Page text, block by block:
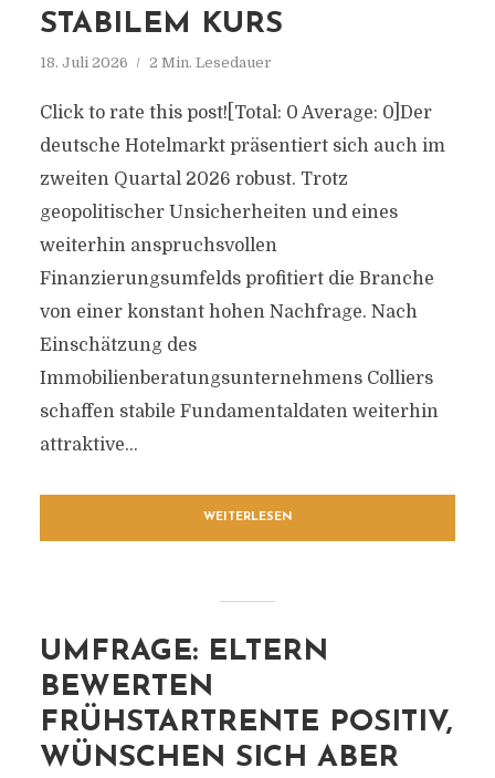
STABILEM KURS
18. Juli 2026 2 Min. Lesedauer
Click to rate this post![Total: 0 Average: 0]Der
deutsche Hotelmarkt präsentiert sich auch im
zweiten Quartal 2026 robust. Trotz
geopolitischer Unsicherheiten und eines
weiterhin anspruchsvollen
Finanzierungsumfelds profitiert die Branche
von einer konstant hohen Nachfrage. Nach
Einschätzung des
Immobilienberatungsunternehmens Colliers
schaffen stabile Fundamentaldaten weiterhin
attraktive...
WEITERLESEN
UMFRAGE: ELTERN
BEWERTEN
FRÜHSTARTRENTE POSITIV,
WÜNSCHEN SICH ABER